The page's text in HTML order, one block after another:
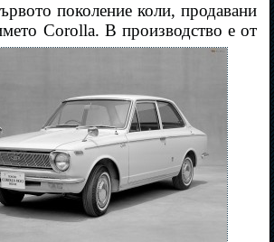
поколение коли, продавани
Corolla. В производство е от